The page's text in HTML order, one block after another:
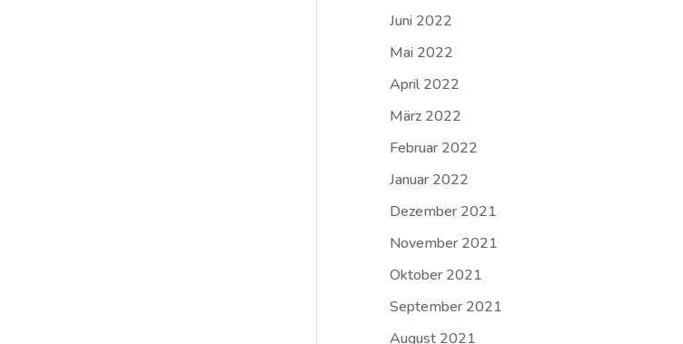
Juni 2022
Mai 2022
April 2022
März 2022
Februar 2022
Januar 2022
Dezember 2021
November 2021
Oktober 2021
September 2021
August 2021